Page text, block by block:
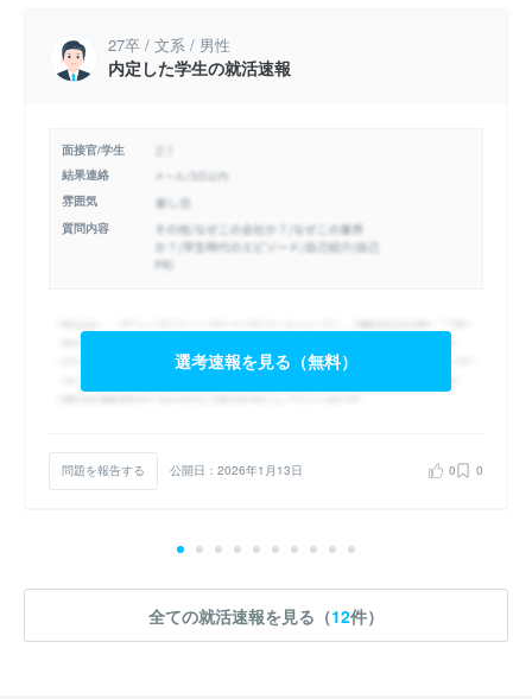
27卒 / 文系 / 男性
内定した学生の就活速報
面接官/学生
結果連絡
雰囲気
質問内容
選考速報を見る（無料）
問題を報告する 公開日：2026年1月13日 0 0
全ての就活速報を見る（12件）